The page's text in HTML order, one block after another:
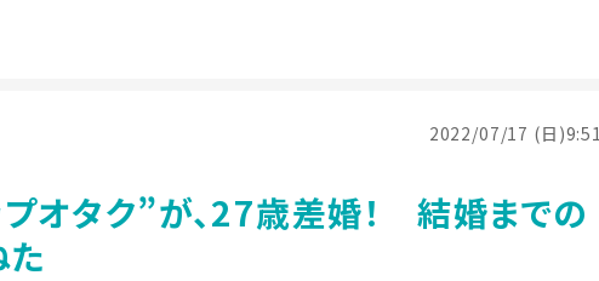
2022/07/17 (日)9:51
プオタク”が、27歳差婚！ 結婚までの